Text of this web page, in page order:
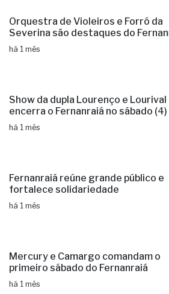
Orquestra de Violeiros e Forró da
Severina são destaques do
há 1 mês
Show da dupla Lourenço e Lourival
encerra o Fernanraiá no sábado (4)
há 1 mês
Fernanraiá reúne grande público e
fortalece solidariedade
há 1 mês
Mercury e Camargo comandam o
primeiro sábado do Fernanraiá
há 1 mês